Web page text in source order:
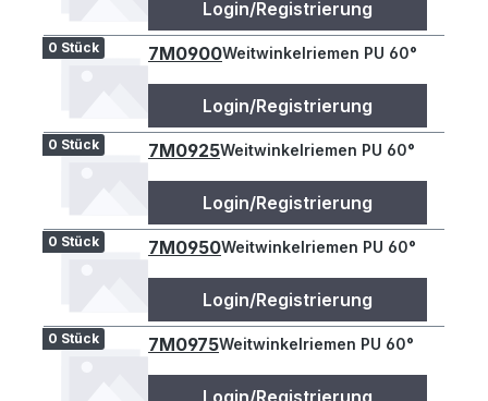
Login/Registrierung
0 Stück 7M0900Weitwinkelriemen PU 60°
Login/Registrierung
0 Stück 7M0925Weitwinkelriemen PU 60°
Login/Registrierung
0 Stück 7M0950Weitwinkelriemen PU 60°
Login/Registrierung
0 Stück 7M0975Weitwinkelriemen PU 60°